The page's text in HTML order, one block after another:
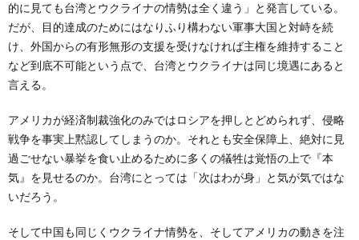
的に見ても台湾とウクライナの情勢は全く違う」と発言している。
だが、目的達成のためにはなりふり構わない軍事大国と対峙を続
け、外国からの有形無形の支援を受けなければ主権を維持すること
など到底不可能という点で、台湾とウクライナは同じ境遇にあると
言える。
アメリカが経済制裁強化のみではロシアを押しとどめられず、侵略
戦争を事実上黙認してしまうのか。それとも安全保障上、絶対に見
過ごせない暴挙を食い止めるために多くの犠牲は覚悟の上で『本
気』を見せるのか。台湾にとっては「次はわが身」と気が気ではな
いだろう。
そして中国も同じくウクライナ情勢を、そしてアメリカの動きを注